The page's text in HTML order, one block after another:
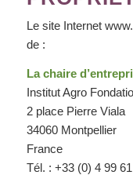
Le site Internet
de :
La chaire
Institut Agro
2 place Pierre Viala
34060 Montpellier
France
Tél. : +33 (0) 4 99